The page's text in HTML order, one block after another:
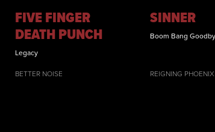
FIVE FINGER
DEATH PUNCH
Legacy
BETTER NOISE
SINNER
Boom Bang
REIGNING PHOENIX